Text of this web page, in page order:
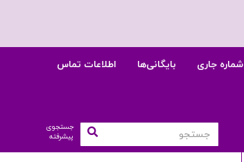
شماره جاری بایگانی‌ها اطلاعات تماس
جستجوی
پیشرفته